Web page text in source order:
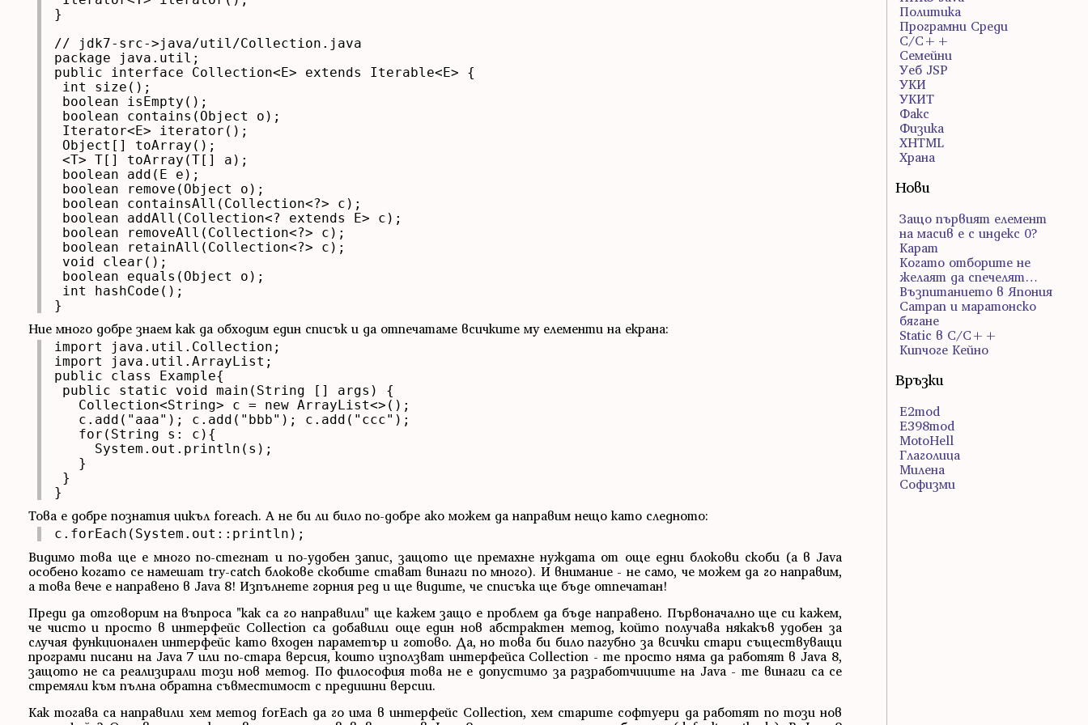
}
// jdk7-src->java/util/Collection.java
package java.util;
public interface Collection<E> extends Iterable<E> {
int size();
boolean isEmpty();
boolean contains(Object o);
Iterator<E> iterator();
Object[] toArray();
<T> T[] toArray(T[] a);
boolean add(E e);
boolean remove(Object o);
boolean containsAll(Collection<?> c);
boolean addAll(Collection<? extends E> c);
boolean removeAll(Collection<?> c);
boolean retainAll(Collection<?> c);
void clear();
boolean equals(Object o);
int hashCode();
}
Ние много добре знаем как да обходим един списък и да отпечатаме всичките му елементи на екрана:
import java.util.Collection;
import java.util.ArrayList;
public class Example{
public static void main(String [] args) {
   Collection<String> c = new ArrayList<>();
   c.add("aaa"); c.add("bbb"); c.add("ccc");
   for(String s: c){
     System.out.println(s);
   }
}
}
Това е добре познатия цикъл foreach. А не би ли било по-добре ако можем да направим нещо като следното:
c.forEach(System.out::println);
Видимо това ще е много по-стегнат и по-удобен запис, защото ще премахне нуждата от още едни блокови скоби (а в Java
особено когато се намешат try-catch блокове скобите стават винаги по много). И внимание - не само, че можем да го направим,
а това вече е направено в Java 8! Изпълнете горния ред и ще видите, че списъка ще бъде отпечатан!
Преди да отговорим на въпроса "как са го направили" ще кажем защо е проблем да бъде направено. Първоначално ще си кажем,
че чисто и просто в интерфейс Collection са добавили още един нов абстрактен метод, който получава някакъв удобен за
случая функционален интерфейс като входен параметър и готово. Да, но това би било пагубно за всички стари съществуващи
програми писани на Java 7 или по-стара версия, които използват интерфейса Collection - те просто няма да работят в Java 8,
защото не са реализирали този нов метод. По философия това не е допустимо за разработчиците на Java - те винаги са се
стремяли към пълна обратна съвместимост с предишни версии.
Как тогава са направили хем метод forEach да го има в интерфейс Collection, хем старите софтуери да работят по този нов
Политика
Програмни Среди
С/С++
Семейни
Уеб JSP
УКИ
УКИТ
Факс
Физика
ХHTML
Храна
Нови
Защо първият елемент
на масив е с индекс 0?
Карат
Когато отборите не
желаят да спечелят…
Възпитанието в Япония
Сатрап и маратонско
бягане
Static в C/C++
Кипчоге Кейно
Връзки
E2mod
E398mod
MotoHell
Глаголица
Милена
Софизми